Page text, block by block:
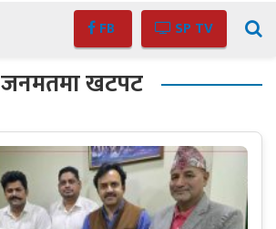
FB SP TV
जनमतमा खटपट